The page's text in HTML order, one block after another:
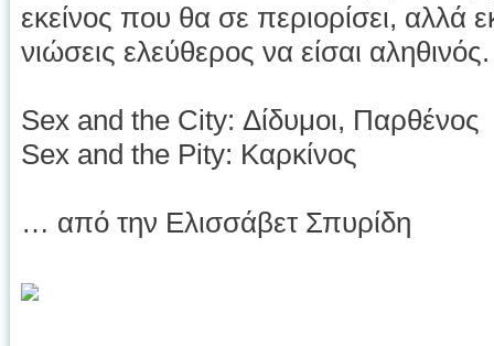
εκείνος που θα σε περιορίσει, αλλά
νιώσεις ελεύθερος να είσαι αληθινός.
Sex and the City: Δίδυμοι, Παρθένος
Sex and the Pity: Καρκίνος
… από την Ελισσάβετ Σπυρίδη